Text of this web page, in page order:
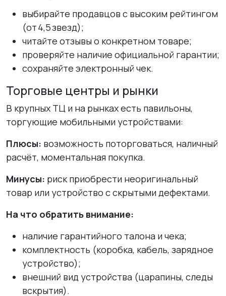
выбирайте продавцов с высоким рейтингом
(от 4,5 звезд);
читайте отзывы о конкретном товаре;
проверяйте наличие официальной гарантии;
сохраняйте электронный чек.
Торговые центры и рынки
В крупных ТЦ и на рынках есть павильоны,
торгующие мобильными устройствами:
Плюсы: возможность поторговаться, наличный
расчёт, моментальная покупка.
Минусы: риск приобрести неоригинальный
товар или устройство с скрытыми дефектами.
На что обратить внимание:
наличие гарантийного талона и чека;
комплектность (коробка, кабель, зарядное
устройство);
внешний вид устройства (царапины, следы
вскрытия).